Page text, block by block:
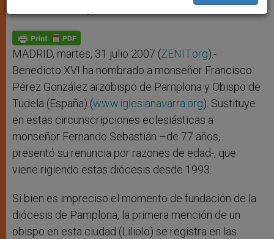
s
p
p
e
g
e
r
b
o
k
t e
MADRID, martes, 31 julio 2007 (ZENIT.org).-
Benedicto XVI ha nombrado a monseñor Francisco
Pérez González arzobispo de Pamplona y Obispo de
Tudela (España) (www.iglesianavarra.org). Sustituye
en estas circunscripciones eclesiásticas a
monseñor Fernando Sebastián –de 77 años,
presentó su renuncia por razones de edad-, que
viene rigiendo estas diócesis desde 1993.
Si bien es impreciso el momento de fundación de la
diócesis de Pamplona, la primera mención de un
obispo en esta ciudad (Liliolo) se registra en las